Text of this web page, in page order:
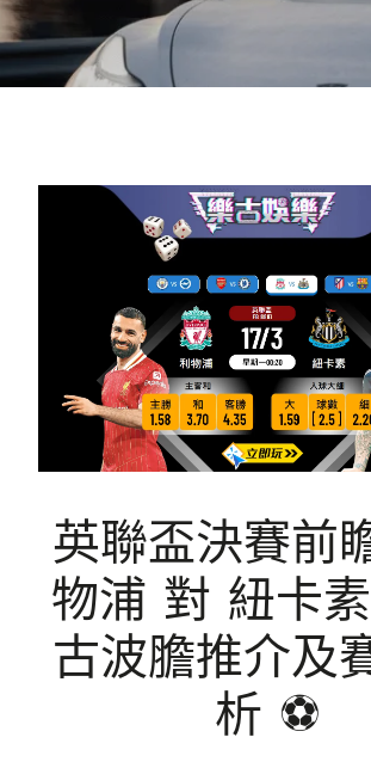
英聯盃決賽前
物浦 對 紐卡
古波膽推介及
析 ⚽️